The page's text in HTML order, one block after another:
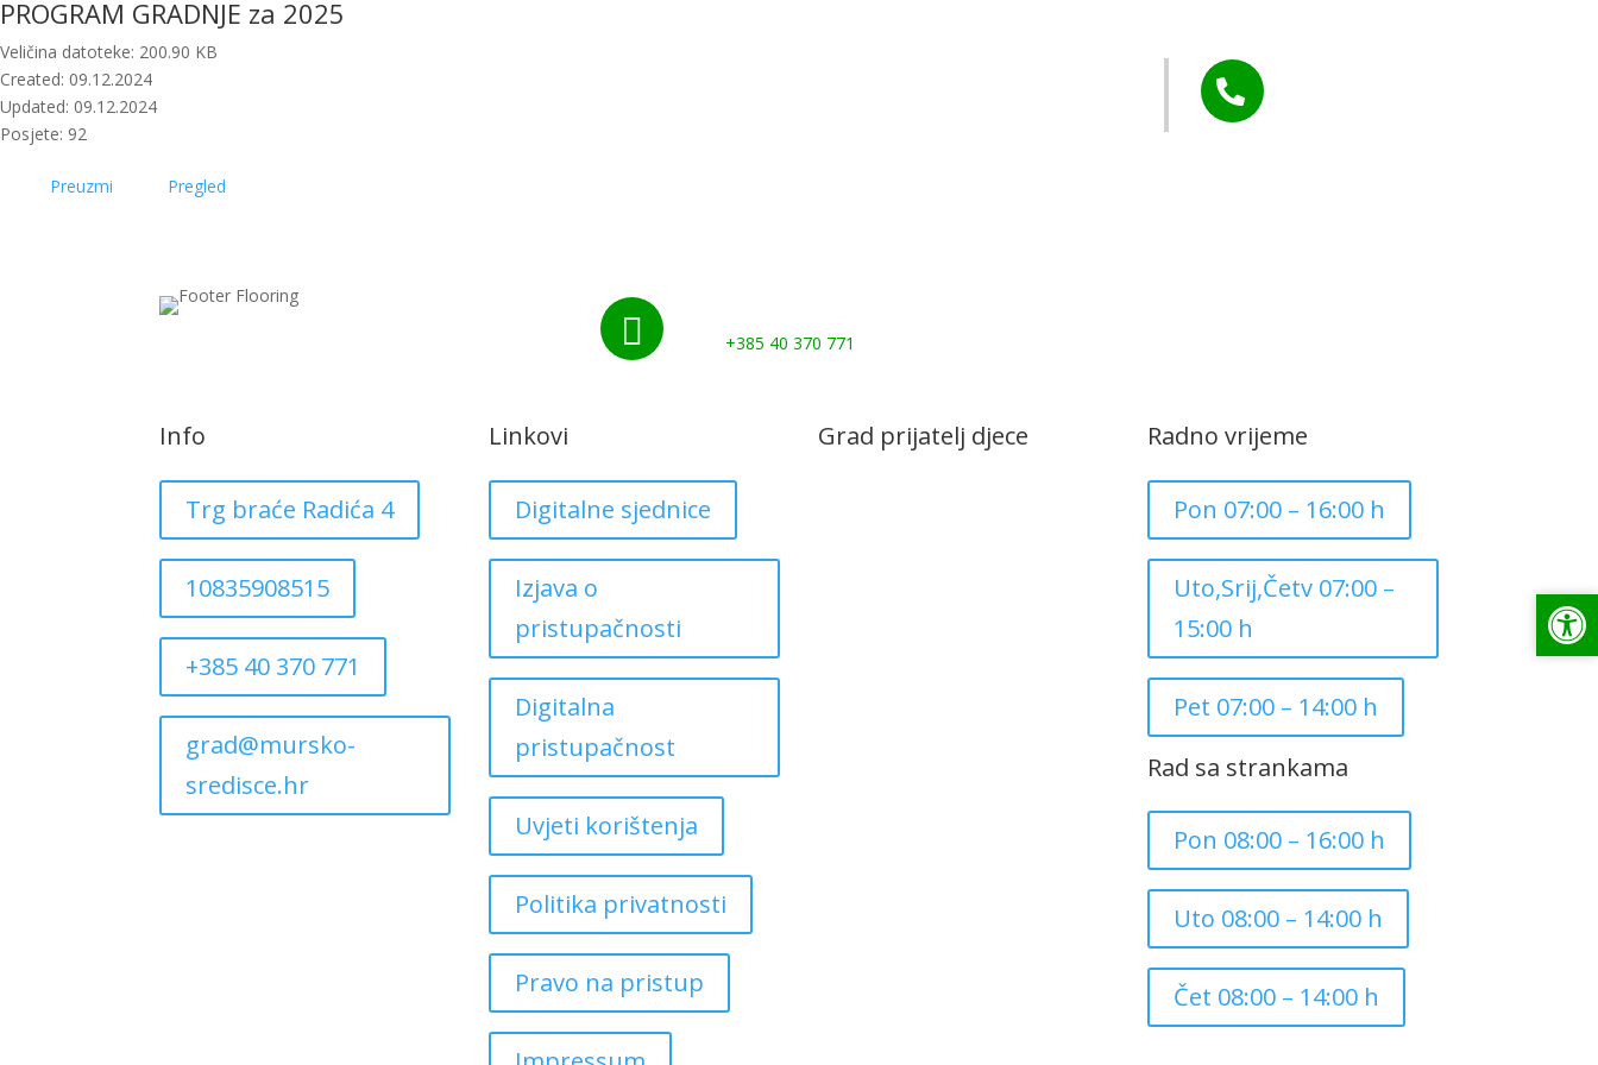

PROGRAM GRADNJE za 2025
Veličina datoteke: 200.90 KB
Created: 09.12.2024
Updated: 09.12.2024
Posjete: 92
Preuzmi Pregled
 +385 40 370 771
Info
Trg braće Radića 4
10835908515
+385 40 370 771
grad@mursko-
sredisce.hr
Linkovi
Digitalne sjednice
Izjava o
pristupačnosti
Digitalna
pristupačnost
Uvjeti korištenja
Politika privatnosti
Pravo na pristup
Grad prijatelj djece Radno vrijeme
Pon 07:00 – 16:00 h
Uto,Srij,Četv 07:00 –
15:00 h
Pet 07:00 – 14:00 h
Rad sa strankama
Pon 08:00 – 16:00 h
Uto 08:00 – 14:00 h
Čet 08:00 – 14:00 h